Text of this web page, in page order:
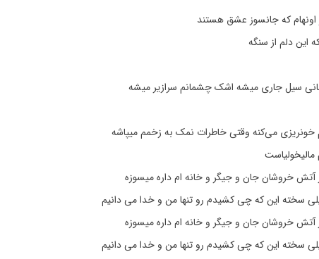
که جانسوز عشق هستند
این دلم از سنگه
سیل جاری میشه اشک چشمانم سرازیر میشه
خونریزی می‌کنه وقتی خاطرات نمک به زخمم میپاشه
مالیخولیاست
آتش خروشان جان و جیگر و خانه ام داره میسوزه
سخته این که چی کشیدم رو تنها من و خدا می دانیم
آتش خروشان جان و جیگر و خانه ام داره میسوزه
سخته این که چی کشیدم رو تنها من و خدا می دانیم